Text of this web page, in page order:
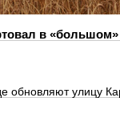
в
обновляют улицу